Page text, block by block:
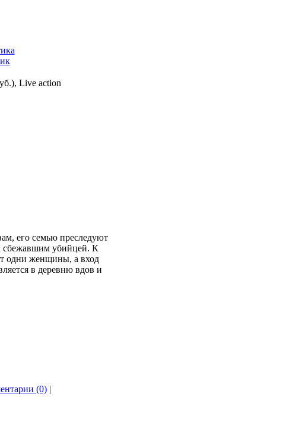
Live action
его семью преследуют
сбежавшим убийцей. К
одни женщины, а вход
в деревню вдов и
(0)|